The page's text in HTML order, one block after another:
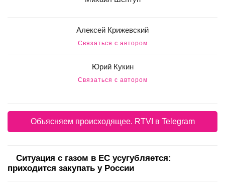
Алексей Крижевский
Связаться с автором
Юрий Кукин
Связаться с автором
Объясняем происходящее. RTVI в Telegram
Ситуация с газом в ЕС усугубляется:
приходится закупать у России